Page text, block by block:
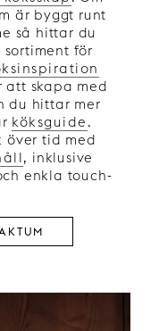
är byggt runt
så hittar du
för
att skapa med
du hittar mer
köksguide .
över tid med
, inklusive
enkla touch-